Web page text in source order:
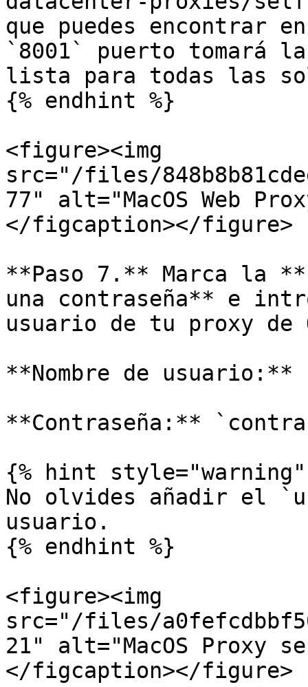
que puedes encontrar
`8001` puerto tomará
lista para todas las
{% endhint %}
<figure><img
src="/files/
77" alt="MacOS Web
</figcaption></figure>
**Paso 7.** Marca la
una contraseña** e
usuario de tu proxy de
**Nombre de usuario:**
**Contraseña:**
{% hint style="warning"
No olvides añadir el
usuario.
{% endhint %}
<figure><img
src="/files/
21" alt="MacOS Proxy
</figcaption></figure>